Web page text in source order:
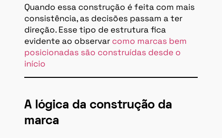
Quando essa construção é feita com mais
consistência, as decisões passam a ter
direção. Esse tipo de estrutura fica
evidente ao observar como marcas bem
posicionadas são construídas desde o
início
A lógica da construção da
marca